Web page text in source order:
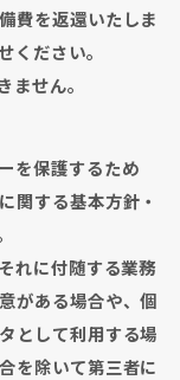
費を返還いたしま
ください。
せん。
を保護するため
関する基本方針・
れに付随する業務
がある場合や、個
として利用する場
を除いて第三者に